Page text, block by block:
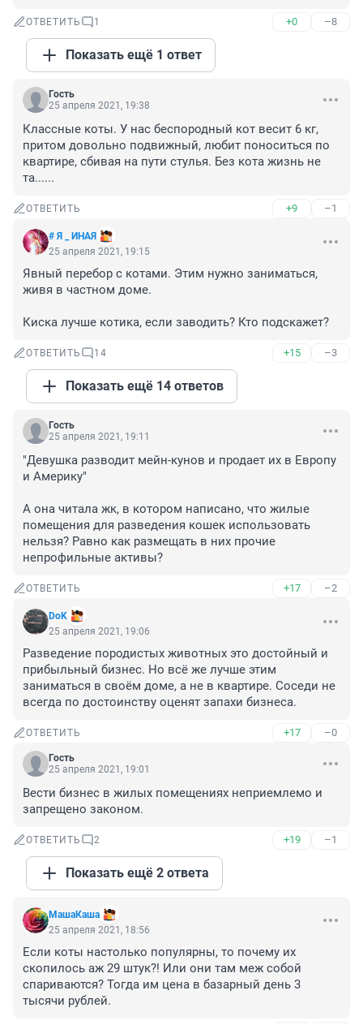
ОТВЕТИТЬ 1 +0 –8
Показать ещё 1 ответ
Гость
25 апреля 2021, 19:38
Классные коты. У нас беспородный кот весит 6 кг,
притом довольно подвижный, любит поноситься по
квартире, сбивая на пути стулья. Без кота жизнь не
та......
ОТВЕТИТЬ +9 –1
# Я _ ИНАЯ
25 апреля 2021, 19:15
Явный перебор с котами. Этим нужно заниматься,
живя в частном доме.
Киска лучше котика, если заводить? Кто подскажет?
ОТВЕТИТЬ 14 +15 –3
Показать ещё 14 ответов
Гость
25 апреля 2021, 19:11
"Девушка разводит мейн-кунов и продает их в Европу
и Америку"
А она читала жк, в котором написано, что жилые
помещения для разведения кошек использовать
нельзя? Равно как размещать в них прочие
непрофильные активы?
ОТВЕТИТЬ +17 –2
DoK
25 апреля 2021, 19:06
Разведение породистых животных это достойный и
прибыльный бизнес. Но всё же лучше этим
заниматься в своём доме, а не в квартире. Соседи не
всегда по достоинству оценят запахи бизнеса.
ОТВЕТИТЬ +17 –0
Гость
25 апреля 2021, 19:01
Вести бизнес в жилых помещениях неприемлемо и
запрещено законом.
ОТВЕТИТЬ 2 +19 –1
Показать ещё 2 ответа
МашаКаша
25 апреля 2021, 18:56
Если коты настолько популярны, то почему их
скопилось аж 29 штук?! Или они там меж собой
спариваются? Тогда им цена в базарный день 3
тысячи рублей.